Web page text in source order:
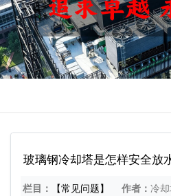
玻璃钢冷却塔是怎样安全放
栏目： 【常见问题】 作者： 冷